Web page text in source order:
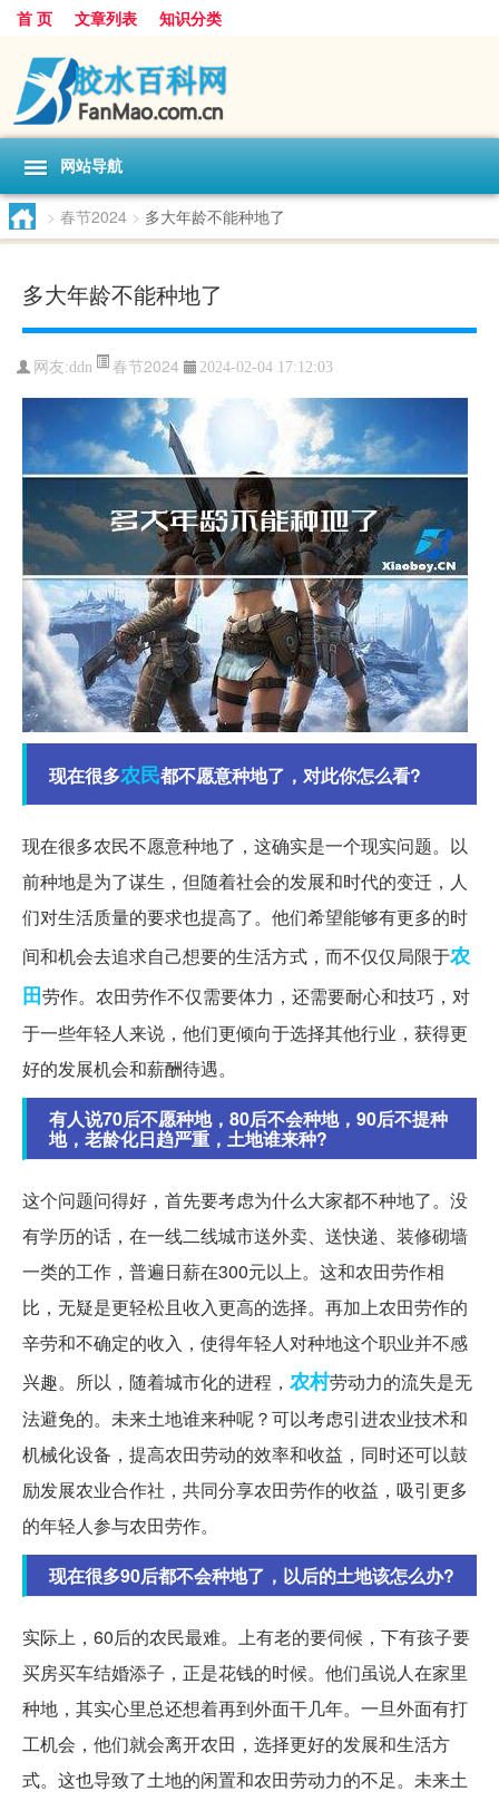
首 页 文章列表 知识分类
网站导航
> 春节2024 > 多大年龄不能种地了
多大年龄不能种地了
网友:ddn 春节2024 2024-02-04 17:12:03
现在很多农民都不愿意种地了，对此你怎么看?
现在很多农民不愿意种地了，这确实是一个现实问题。以
前种地是为了谋生，但随着社会的发展和时代的变迁，人
们对生活质量的要求也提高了。他们希望能够有更多的时
间和机会去追求自己想要的生活方式，而不仅仅局限于农
田劳作。农田劳作不仅需要体力，还需要耐心和技巧，对
于一些年轻人来说，他们更倾向于选择其他行业，获得更
好的发展机会和薪酬待遇。
有人说70后不愿种地，80后不会种地，90后不提种
地，老龄化日趋严重，土地谁来种?
这个问题问得好，首先要考虑为什么大家都不种地了。没
有学历的话，在一线二线城市送外卖、送快递、装修砌墙
一类的工作，普遍日薪在300元以上。这和农田劳作相
比，无疑是更轻松且收入更高的选择。再加上农田劳作的
辛劳和不确定的收入，使得年轻人对种地这个职业并不感
兴趣。所以，随着城市化的进程， 农村劳动力的流失是无
法避免的。未来土地谁来种呢？可以考虑引进农业技术和
机械化设备，提高农田劳动的效率和收益，同时还可以鼓
励发展农业合作社，共同分享农田劳作的收益，吸引更多
的年轻人参与农田劳作。
现在很多90后都不会种地了，以后的土地该怎么办?
实际上，60后的农民最难。上有老的要伺候，下有孩子要
买房买车结婚添子，正是花钱的时候。他们虽说人在家里
种地，其实心里总还想着再到外面干几年。一旦外面有打
工机会，他们就会离开农田，选择更好的发展和生活方
式。这也导致了土地的闲置和农田劳动力的不足。未来土